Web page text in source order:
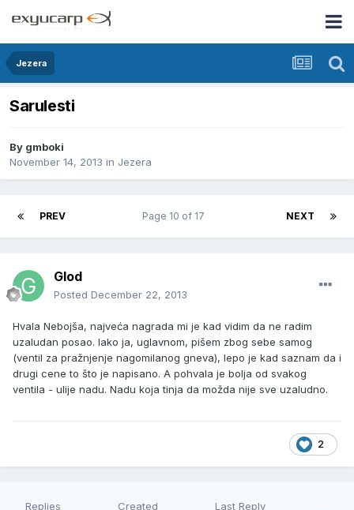
Jezera
Sarulesti
By gmboki
November 14, 2013 in Jezera
PREV NEXT
Page 10 of 17
Glod
Posted December 22, 2013
Hvala Nebojša, najveća nagrada mi je kad vidim da ne radim
uzaludan posao. Iako ja, uglavnom, pišem zbog sebe samog
(ventil za pražnjenje nagomilanog gneva), lepo je kad saznam da i
drugi cene to što je napisano. A pohvala je bolja od svakog
ventila - ulije nadu. Nadu koja tinja da možda nije sve uzaludno.
2
Replies Created Last Reply